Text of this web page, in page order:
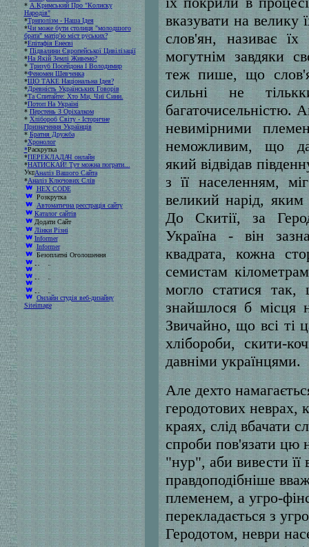
* А.Кримський Про "Колиску
Народів"
*Триполізм - Наша Ідея
*Чи може бути столиця "молодшого
брата" матір'ю міст руських?
*Епітафія Енеєві
* Підвалини Європейської Цивілізації
*На Якій Землі Живемо?
* Тризуб Посейдона І Володимир
*Феномен Шевченка
*ЩО ТАКЕ Національна Ідея?
*Древність Українських Говорів
*Та Спитайте: Хто Ми, Чиї Сини.
*Потоп На Україні
* Перстень З Оріхалком
* Хлібороб Світу - Історичне
Призначення Українців
* Братня Дружба
*Хронолог
*Раскрутка
*ПЕРЕКЛАДАЧ онлайн
*НАТИСКАЙ! Тут можна пограти...
Аналіз Вашого Сайта
*Аналіз Ключових Слів
HEX CODE
Розкрутка
Автоматична реєстрація сайту
Каталог сайтів
Додати Сайт
Лінки Різні
Informer
Informer
Безоплатні Оголошення
Онлайн студія веб-дизайну
Siteimage
вказувати на велику
слов'ян, називає
могутнім завдяки
теж пише, що
сильні не
багаточисельністю.
невимірними
неможливим, що
який відвідав
з її населенням,
великий нарід,
До Скитії, за
Україна - він
квадрата, кожна
семистам
могло статися так,
знайшлося б місця
Звичайно, що всі ті
хлібороби, скити-
давніми українцями.
Але дехто
геродотових неврах,
краях, слід вбачати
спроби пов'язати цю
"нур", аби вивести
правдоподібніше
племенем, а угро-
перекладається з
Геродотом, неври